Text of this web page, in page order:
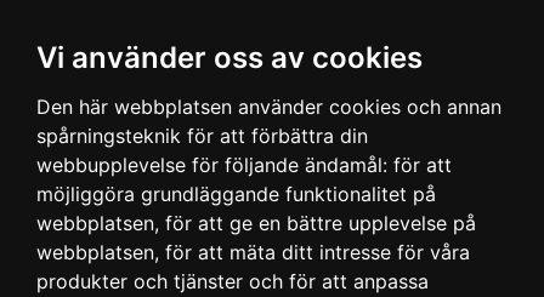
Vi använder oss av cookies
Den här webbplatsen använder cookies och annan
spårningsteknik för att förbättra din
webbupplevelse för följande ändamål: för att
möjliggöra grundläggande funktionalitet på
webbplatsen, för att ge en bättre upplevelse på
webbplatsen, för att mäta ditt intresse för våra
produkter och tjänster och för att anpassa